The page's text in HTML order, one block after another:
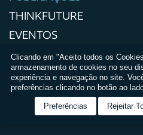
THINKFUTURE
EVENTOS
IMPRENSA
POLÍTICAS DE
TERMOS E CONDIÇÕES DE
RELATÓRIO DE
Clicando em "Aceito todos os
armazenamento de cookies no seu
experiência e navegação no site.
preferências clicando no botão ao
Preferências Rejeitar